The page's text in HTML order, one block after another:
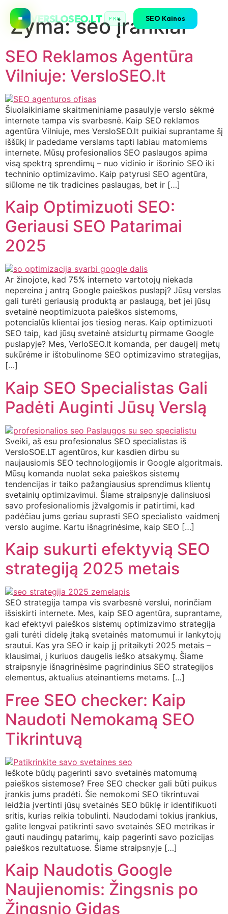
VERSLOSEO.LT PRO SEO Kainos
Žyma:seo įrankiai
SEO Reklamos Agentūra
Vilniuje: VersloSEO.lt
Šiuolaikiniame skaitmeniniame pasaulyje verslo sėkmė
internete tampa vis svarbesnė. Kaip SEO reklamos
agentūra Vilniuje, mes VersloSEO.lt puikiai suprantame šį
iššūkį ir padedame verslams tapti labiau matomiems
internete. Mūsų profesionalios SEO paslaugos apima
visą spektrą sprendimų – nuo vidinio ir išorinio SEO iki
techninio optimizavimo. Kaip patyrusi SEO agentūra,
siūlome ne tik tradicines paslaugas, bet ir […]
Kaip Optimizuoti SEO:
Geriausi SEO Patarimai
2025
Ar žinojote, kad 75% interneto vartotojų niekada
nepereina į antrą Google paieškos puslapį? Jūsų verslas
gali turėti geriausią produktą ar paslaugą, bet jei jūsų
svetainė neoptimizuota paieškos sistemoms,
potencialūs klientai jos tiesiog neras. Kaip optimizuoti
SEO taip, kad jūsų svetainė atsidurtų pirmame Google
puslapyje? Mes, VerloSEO.lt komanda, per daugelį metų
sukūrėme ir ištobulinome SEO optimizavimo strategijas,
[…]
Kaip SEO Specialistas Gali
Padėti Auginti Jūsų Verslą
Sveiki, aš esu profesionalus SEO specialistas iš
VersloSOE.LT agentūros, kur kasdien dirbu su
naujausiomis SEO technologijomis ir Google algoritmais.
Mūsų komanda nuolat seka paieškos sistemų
tendencijas ir taiko pažangiausius sprendimus klientų
svetainių optimizavimui. Šiame straipsnyje dalinsiuosi
savo profesionaliomis įžvalgomis ir patirtimi, kad
padėčiau jums geriau suprasti SEO specialisto vaidmenį
verslo augime. Kartu išnagrinėsime, kaip SEO […]
Kaip sukurti efektyvią SEO
strategiją 2025 metais
SEO strategija tampa vis svarbesnė verslui, norinčiam
išsiskirti internete. Mes, kaip SEO agentūra, suprantame,
kad efektyvi paieškos sistemų optimizavimo strategija
gali turėti didelę įtaką svetainės matomumui ir lankytojų
srautui. Kas yra SEO ir kaip jį pritaikyti 2025 metais –
klausimai, į kuriuos daugelis ieško atsakymų. Šiame
straipsnyje išnagrinėsime pagrindinius SEO strategijos
elementus, aktualius ateinantiems metams. […]
Free SEO checker: Kaip
Naudoti Nemokamą SEO
Tikrintuvą
Ieškote būdų pagerinti savo svetainės matomumą
paieškos sistemose? Free SEO checker gali būti puikus
įrankis jums pradėti. Šie nemokomi SEO tikrintuvai
leidžia įvertinti jūsų svetainės SEO būklę ir identifikuoti
sritis, kurias reikia tobulinti. Naudodami tokius įrankius,
galite lengvai patikrinti savo svetainės SEO metrikas ir
gauti naudingų patarimų, kaip pagerinti savo pozicijas
paieškos rezultatuose. Šiame straipsnyje […]
Kaip Naudotis Google
Naujienomis: Žingsnis po
Žingsnio Gidas